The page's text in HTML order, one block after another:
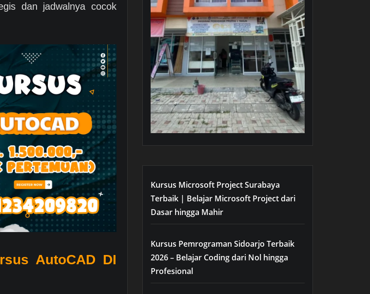
dan jadwalnya cocok
AutoCAD DI
Kursus Microsoft Project Surabaya
Terbaik | Belajar Microsoft Project dari
Dasar hingga Mahir
Kursus Pemrograman Sidoarjo Terbaik
2026 – Belajar Coding dari Nol hingga
Profesional